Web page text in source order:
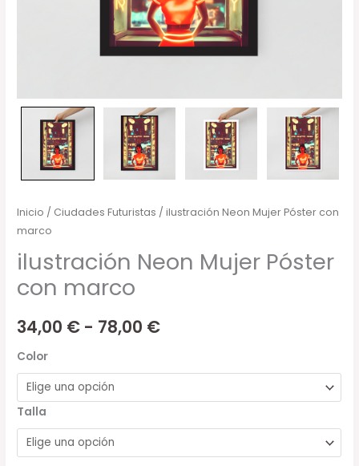
Inicio / Ciudades Futuristas / ilustración Neon Mujer Póster con
marco
ilustración Neon Mujer Póster
con marco
34,00 € - 78,00 €
Color
Talla